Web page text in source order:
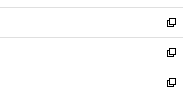
ウ
で
開
く
ン
ド
ウ
で
開
く
ウ
ィ
ン
ド
ウ
で
し
い
ウ
ィ
ン
ド
新
し
い
ウ
ィ
新
し
い
新